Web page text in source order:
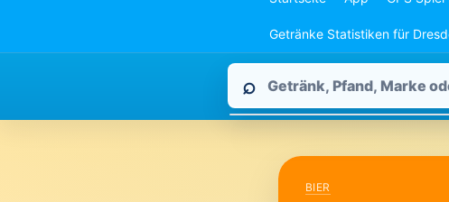
Getränke Statistiken für
Pfandpirat
durchsuchen
⌕
BIER